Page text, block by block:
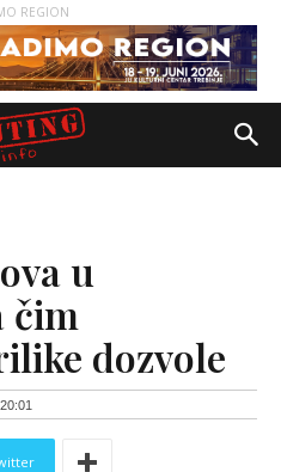
REGION
u
čim
dozvole